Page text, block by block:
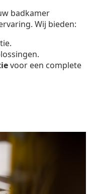
badkamer
Wij bieden:
voor een complete